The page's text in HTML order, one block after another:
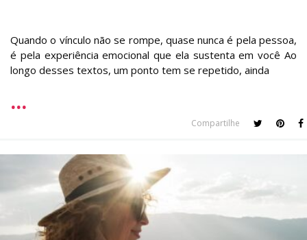
Quando o vínculo não se rompe, quase nunca é pela pessoa,
é pela experiência emocional que ela sustenta em você Ao
longo desses textos, um ponto tem se repetido, ainda
Compartilhe